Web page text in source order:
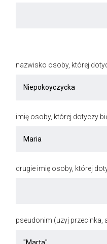
nazwisko osoby, której
imię osoby, której dotyczy
drugie imię osoby, której
pseudonim (uzyj przecinka,